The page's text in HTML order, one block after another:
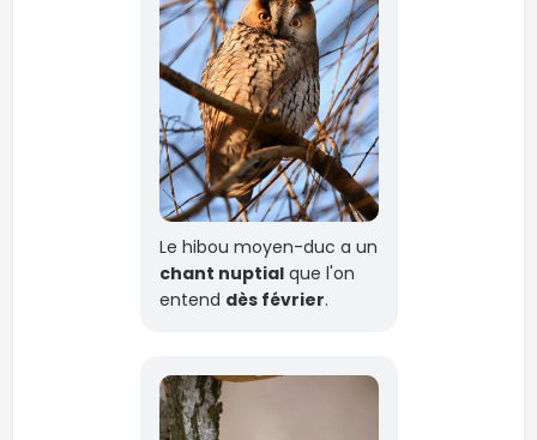
Le hibou moyen-duc a un
chant nuptialque l'on
entend dès février.